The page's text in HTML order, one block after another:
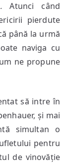
Atunci când
pierdute
până la urmă
naviga cu
ne propune
să intre în
și mai
simultan o
pentru
de vinovăție